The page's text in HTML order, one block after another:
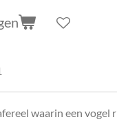
waarin een vogel